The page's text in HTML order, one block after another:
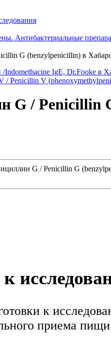
Антибактериальные
G (benzylpenicillin) в
IgE, Dr.Fooke в
/ Penicillin V
G / Penicillin
G / Penicillin G
к
приема